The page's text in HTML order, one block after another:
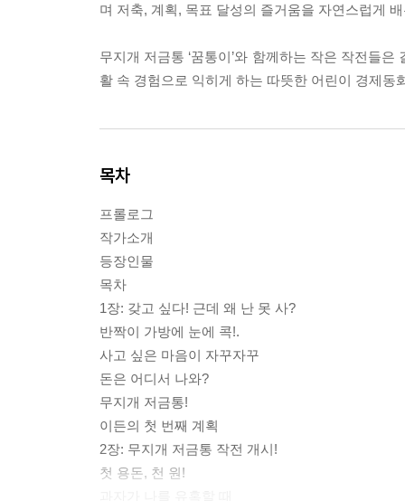
며 저축, 계획, 목표 달성의 즐거움을 자연스럽게
무지개 저금통 ‘꿈통이’와 함께하는 작은 작전들
활 속 경험으로 익히게 하는 따뜻한 어린이 경제동
목차
프롤로그
작가소개
등장인물
목차
1장: 갖고 싶다! 근데 왜 난 못 사?
반짝이 가방에 눈에 콕!.
사고 싶은 마음이 자꾸자꾸
돈은 어디서 나와?
무지개 저금통!
이든의 첫 번째 계획
2장: 무지개 저금통 작전 개시!
첫 용돈, 천 원!